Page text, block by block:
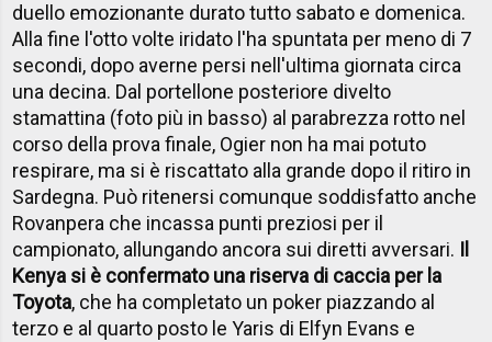
duello emozionante durato tutto sabato e domenica.
Alla fine l'otto volte iridato l'ha spuntata per meno di 7
secondi, dopo averne persi nell'ultima giornata circa
una decina. Dal portellone posteriore divelto
stamattina (foto più in basso) al parabrezza rotto nel
corso della prova finale, Ogier non ha mai potuto
respirare, ma si è riscattato alla grande dopo il ritiro in
Sardegna. Può ritenersi comunque soddisfatto anche
Rovanpera che incassa punti preziosi per il
campionato, allungando ancora sui diretti avversari. Il
Kenya si è confermato una riserva di caccia per la
Toyota, che ha completato un poker piazzando al
terzo e al quarto posto le Yaris di Elfyn Evans e